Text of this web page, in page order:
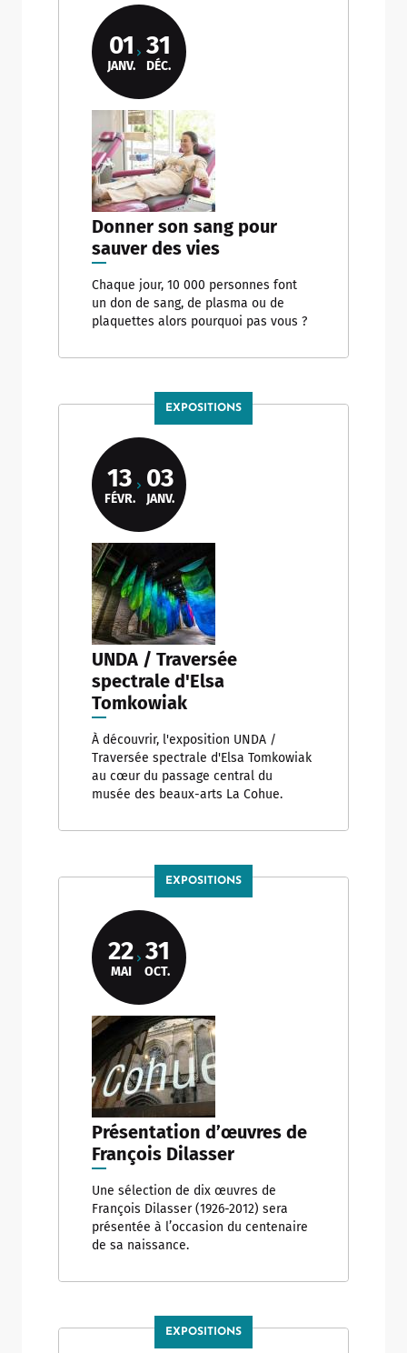
01
JANV.
31
DÉC.
Donner son sang pour
sauver des vies
Chaque jour, 10 000 personnes font
un don de sang, de plasma ou de
plaquettes alors pourquoi pas vous ?
EXPOSITIONS
13
FÉVR.
03
JANV.
UNDA / Traversée
spectrale d'Elsa
Tomkowiak
À découvrir, l'exposition UNDA /
Traversée spectrale d'Elsa Tomkowiak
au cœur du passage central du
musée des beaux-arts La Cohue.
EXPOSITIONS
22
MAI
31
OCT.
Présentation d’œuvres de
François Dilasser
Une sélection de dix œuvres de
François Dilasser (1926-2012) sera
présentée à l’occasion du centenaire
de sa naissance.
EXPOSITIONS